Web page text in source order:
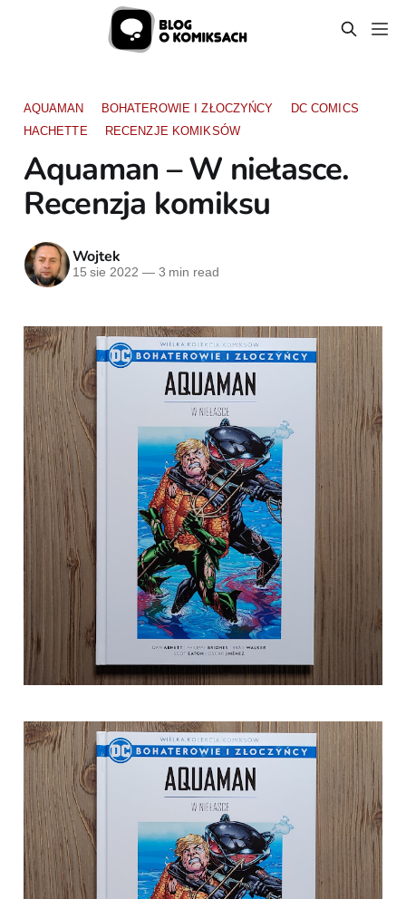
AQUAMAN BOHATEROWIE I ZŁOCZYŃCY
DC COMICS
HACHETTE
RECENZJE KOMIKSÓW
Aquaman – W niełasce.
Recenzja komiksu
Wojtek
15 sie 2022 —3 min read